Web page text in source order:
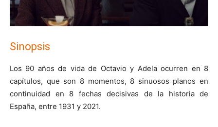
Sinopsis
Los 90 años de vida de Octavio y Adela ocurren en 8
capítulos, que son 8 momentos, 8 sinuosos planos en
continuidad en 8 fechas decisivas de la historia de
España, entre 1931 y 2021.